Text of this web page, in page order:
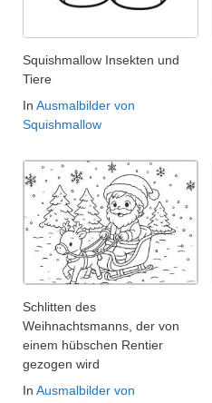
Squishmallow Insekten und
Tiere
In Ausmalbilder von
Squishmallow
Schlitten des
Weihnachtsmanns, der von
einem hübschen Rentier
gezogen wird
In Ausmalbilder von